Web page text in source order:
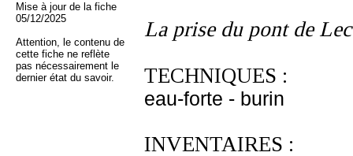
Mise à jour de la fiche
05/12/2025
Attention, le contenu de
cette fiche ne reflète
pas nécessairement le
dernier état du savoir.
La prise du pont de
TECHNIQUES :
eau-forte - burin
INVENTAIRES :